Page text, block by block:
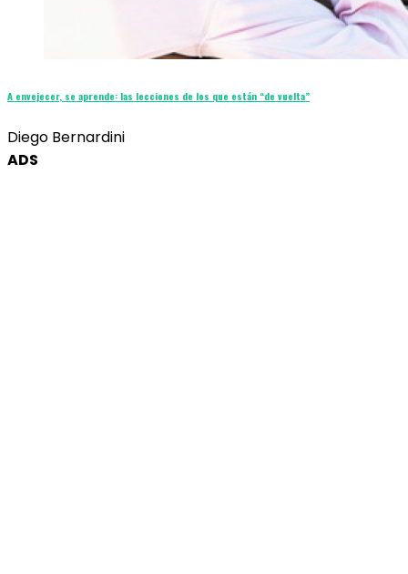
A envejecer, se aprende: las lecciones de los que están “de vuelta”
Diego Bernardini
ADS